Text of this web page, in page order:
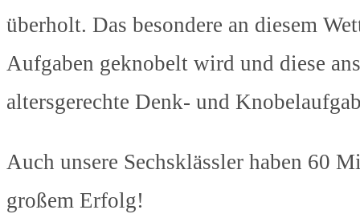
überholt. Das besondere an diesem
Aufgaben geknobelt wird und diese
altersgerechte Denk- und
Auch unsere Sechsklässler haben 60
großem Erfolg!